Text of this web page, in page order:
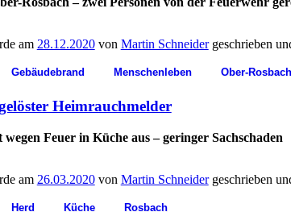
am 28.12.2020von Martin Schneidergeschrieben
Gebäudebrand Menschenleben Ober-Rosbach
Heimrauchmelder
Feuer in Küche aus – geringer Sachschaden
am 26.03.2020von Martin Schneidergeschrieben
Herd Küche Rosbach